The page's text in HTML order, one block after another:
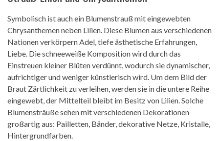
Symbolisch ist auch ein Blumenstrauß mit eingewebten
Chrysanthemen neben Lilien. Diese Blumen aus verschiedenen
Nationen verkörpern Adel, tiefe ästhetische Erfahrungen,
Liebe. Die schneeweiße Komposition wird durch das
Einstreuen kleiner Blüten verdünnt, wodurch sie dynamischer,
aufrichtiger und weniger künstlerisch wird. Um dem Bild der
Braut Zärtlichkeit zu verleihen, werden sie in die untere Reihe
eingewebt, der Mittelteil bleibt im Besitz von Lilien. Solche
Blumensträuße sehen mit verschiedenen Dekorationen
großartig aus: Pailletten, Bänder, dekorative Netze, Kristalle,
Hintergrundfarben.